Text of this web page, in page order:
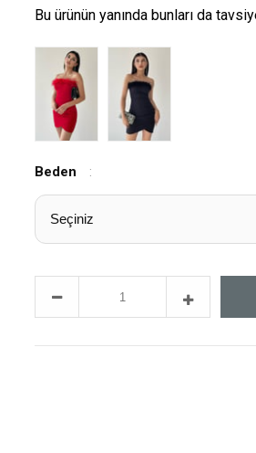
Bu ürünün yanında bunları da
Beden :